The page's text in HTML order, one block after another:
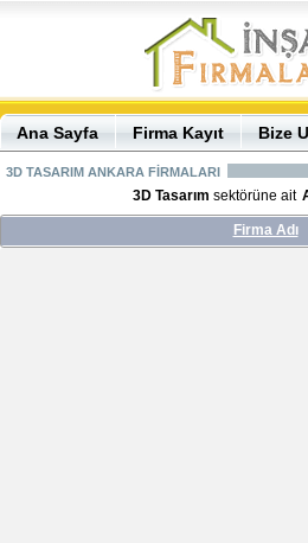
Ana Sayfa Firma Kayıt Bize
3D TASARIM ANKARA FİRMALARI
3D Tasarım sektörüne ait
Firma Adı